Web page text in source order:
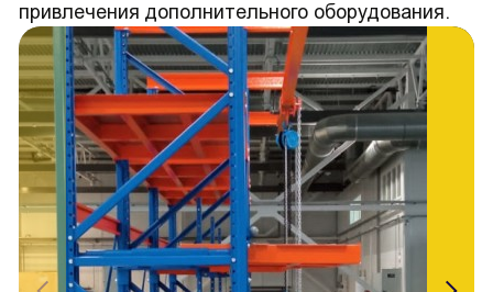
привлечения дополнительного оборудования.